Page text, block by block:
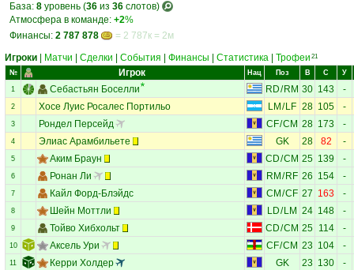
База: 8 уровень (36 из 36 слотов)
Атмосфера в команде: +2%
Финансы: 2 787 878
= 2 787к = 2м
Игроки
Матчи Сделки События Финансы Статистика Трофеи 21
№ Игрок Нац Поз В С У
1 Себастьян Боселли RD/ RM 30 143 -
2 Хосе Луис Росалес Портильо LM / LF 28 105 -
3 Рондел Персейд CF/CM 28 173 -
4 Элиас Арамбильете GK 28 82 -
5 Аким Браун CD/CM 25 139 -
6 Ронан Ли RM / RF 26 154 -
7 Кайл Форд-Блэйдс CM /CF 27 163 -
8 Шейн Моттли LD/ LM 24 148 -
9 Тойво Хибхольт CD/CM 25 114 -
10 Аксель Ури CF/CM 23 104 -
11 Керри Холдер GK 23 130 -